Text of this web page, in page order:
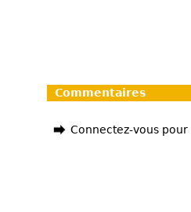
Commentaires
Connectez-vous